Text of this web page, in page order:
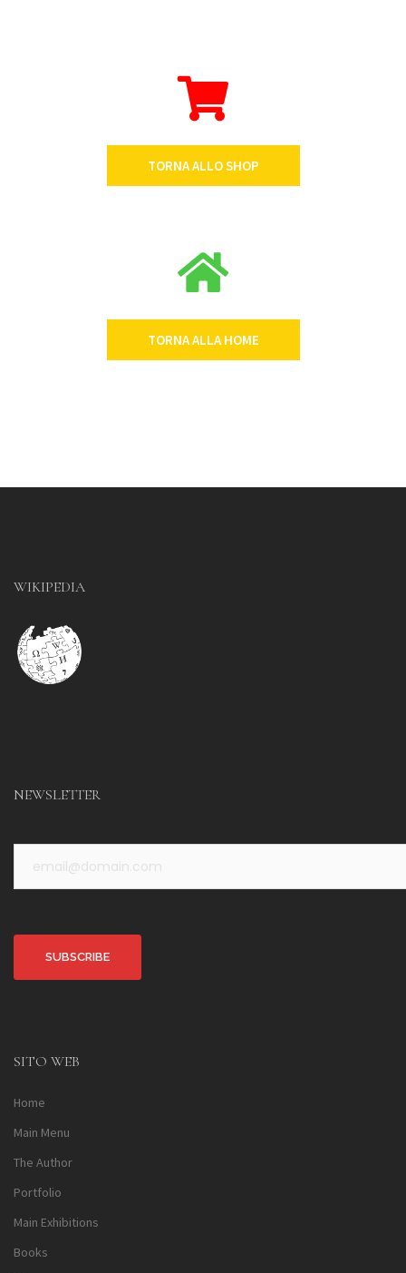
TORNA ALLO SHOP
TORNA ALLA HOME
WIKIPEDIA
NEWSLETTER
SITO WEB
Home
Main Menu
The Author
Portfolio
Main Exhibitions
Books